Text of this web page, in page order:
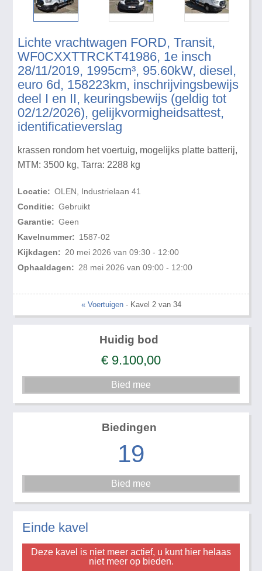
Lichte vrachtwagen FORD, Transit,
WF0CXXTTRCKT41986, 1e insch
28/11/2019, 1995cm³, 95.60kW, diesel,
euro 6d, 158223km, inschrijvingsbewijs
deel I en II, keuringsbewijs (geldig tot
02/12/2026), gelijkvormigheidsattest,
identificatieverslag
krassen rondom het voertuig, mogelijks platte batterij,
MTM: 3500 kg, Tarra: 2288 kg
Locatie: OLEN, Industrielaan 41
Conditie: Gebruikt
Garantie: Geen
Kavelnummer: 1587-02
Kijkdagen: 20 mei 2026 van 09:30 - 12:00
Ophaaldagen: 28 mei 2026 van 09:00 - 12:00
« Voertuigen- Kavel 2 van 34
Huidig bod
€ 9.100,00
Biedingen
19
Einde kavel
Deze kavel is niet meer actief, u kunt hier helaas
niet meer op bieden.